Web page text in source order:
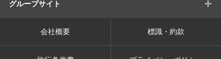
グループサイト +
会社概要 標識・約款